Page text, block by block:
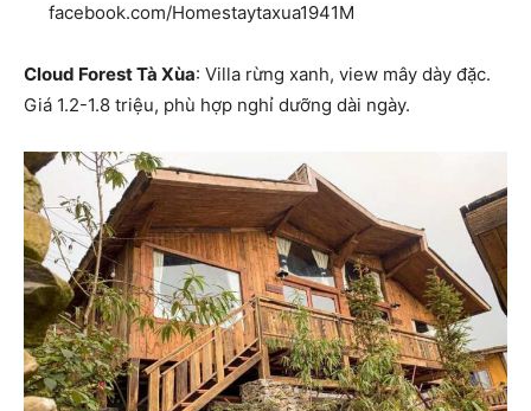
facebook.com/Homestaytaxua1941M
Cloud Forest Tà Xùa: Villa rừng xanh, view mây dày đặc.
Giá 1.2-1.8 triệu, phù hợp nghỉ dưỡng dài ngày.